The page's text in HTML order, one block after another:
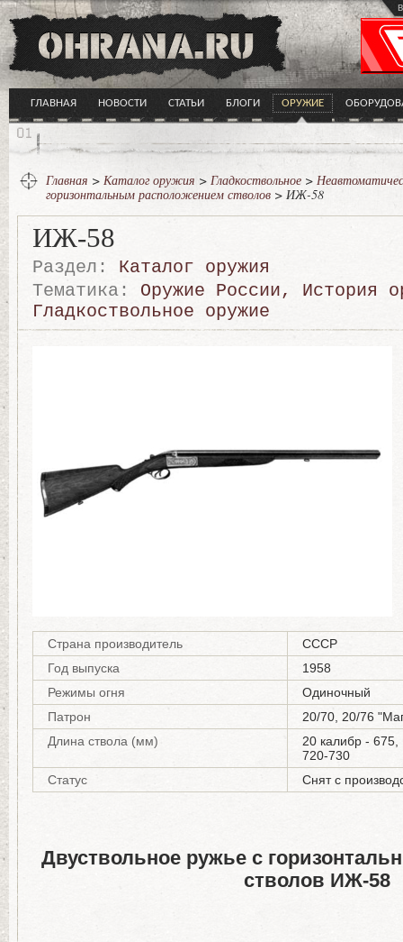
ГЛАВНАЯ НОВОСТИ СТАТЬИ БЛОГИ ОРУЖИЕ
Главная > Каталог оружия > Гладкоствольное >
горизонтальным расположением стволов > ИЖ-58
ИЖ-58
Раздел:
Каталог оружия
Тематика: Оружие России, История
Гладкоствольное оружие
Страна производитель
СССР
Год выпуска
1958
Режимы огня
Одиночный
Патрон
20/70, 20/76
Длина ствола (мм)
20 калибр -
720-730
Статус
Снят с
Двуствольное ружье с
стволов ИЖ-58